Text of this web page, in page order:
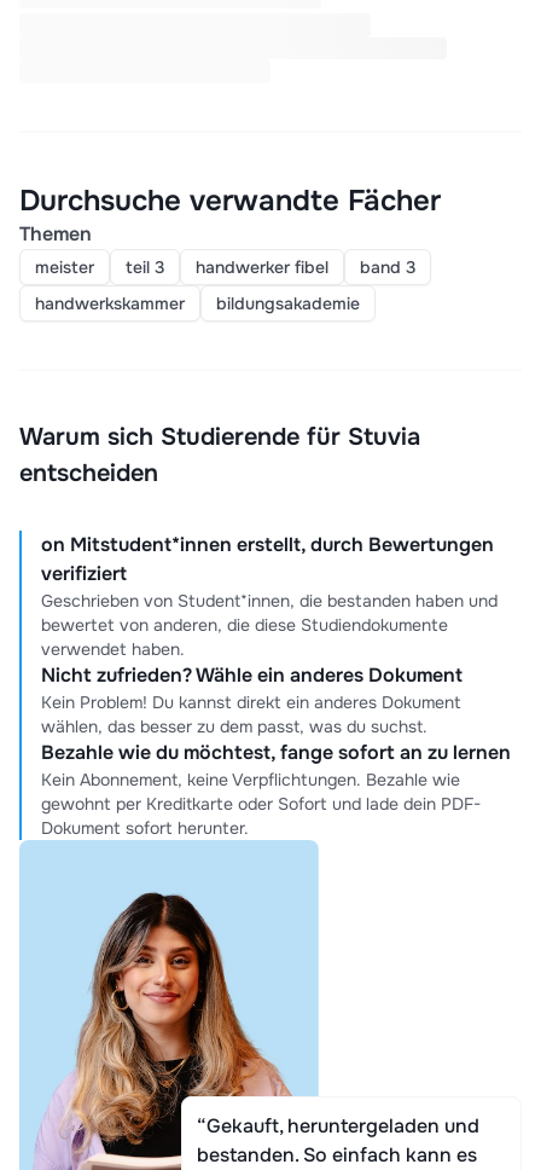
Durchsuche verwandte Fächer
Themen
meister teil 3 handwerker fibel
band 3
handwerkskammer
bildungsakademie
Warum sich Studierende für Stuvia
entscheiden
on Mitstudent*innen erstellt, durch Bewertungen
verifiziert
Geschrieben von Student*innen, die bestanden haben und
bewertet von anderen, die diese Studiendokumente
verwendet haben.
Nicht zufrieden? Wähle ein anderes Dokument
Kein Problem! Du kannst direkt ein anderes Dokument
wählen, das besser zu dem passt, was du suchst.
Bezahle wie du möchtest, fange sofort an zu lernen
Kein Abonnement, keine Verpflichtungen. Bezahle wie
gewohnt per Kreditkarte oder Sofort und lade dein PDF-
Dokument sofort herunter.
“Gekauft, heruntergeladen und
bestanden. So einfach kann es